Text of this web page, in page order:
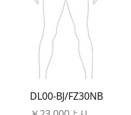
DL00-BJ/FZ30NB